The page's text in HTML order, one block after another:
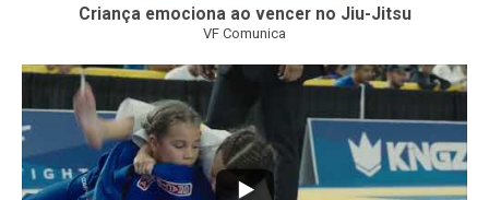
Criança emociona ao vencer no Jiu-Jitsu
VF Comunica
...